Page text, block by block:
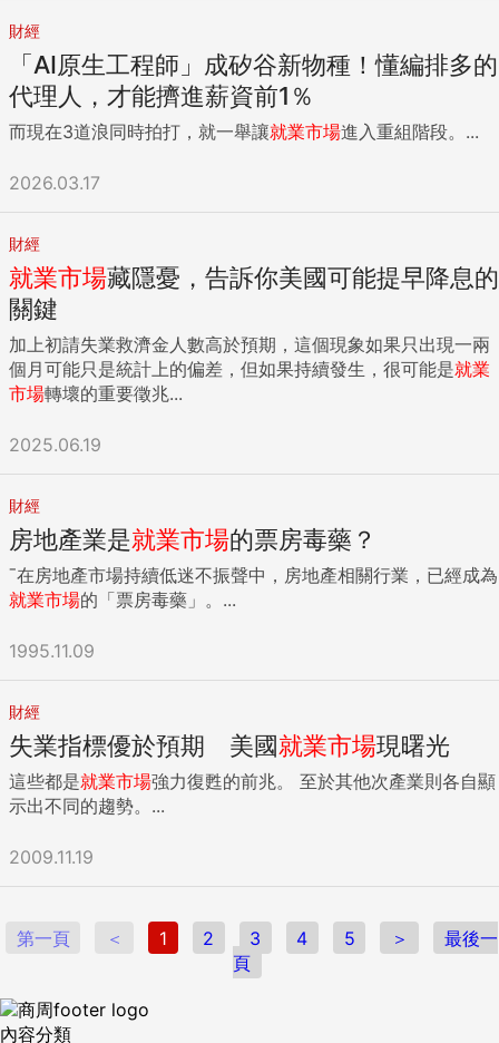
財經
「AI原生工程師」成矽谷新物種！懂編排多的
代理人，才能擠進薪資前1％
而現在3道浪同時拍打，就一舉讓就業市場進入重組階段。...
2026.03.17
財經
就業市場藏隱憂，告訴你美國可能提早降息的
關鍵
加上初請失業救濟金人數高於預期，這個現象如果只出現一兩
個月可能只是統計上的偏差，但如果持續發生，很可能是就業
市場轉壞的重要徵兆...
2025.06.19
財經
房地產業是就業市場的票房毒藥？
ˉ在房地產市場持續低迷不振聲中，房地產相關行業，已經成為
就業市場的「票房毒藥」。...
1995.11.09
財經
失業指標優於預期 美國就業市場現曙光
這些都是就業市場強力復甦的前兆。 至於其他次產業則各自顯
示出不同的趨勢。...
2009.11.19
第一頁 ＜ 1 2 3 4 5 ＞
最後一
頁
內容分類